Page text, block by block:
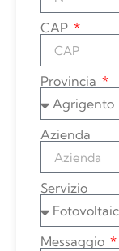
CAP
Provincia
Azienda
Servizio
Messaggio